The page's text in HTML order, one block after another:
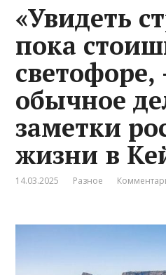
«Увидеть
пока
светофоре,
обычное
заметки
жизни в
14.03.2025 Разное